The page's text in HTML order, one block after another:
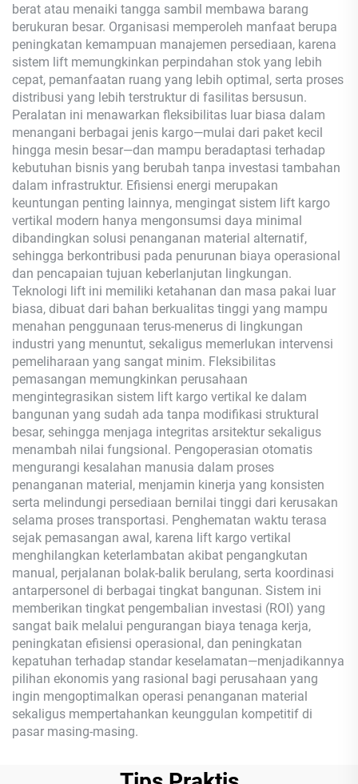
berat atau menaiki tangga sambil membawa barang
berukuran besar. Organisasi memperoleh manfaat berupa
peningkatan kemampuan manajemen persediaan, karena
sistem lift memungkinkan perpindahan stok yang lebih
cepat, pemanfaatan ruang yang lebih optimal, serta proses
distribusi yang lebih terstruktur di fasilitas bersusun.
Peralatan ini menawarkan fleksibilitas luar biasa dalam
menangani berbagai jenis kargo—mulai dari paket kecil
hingga mesin besar—dan mampu beradaptasi terhadap
kebutuhan bisnis yang berubah tanpa investasi tambahan
dalam infrastruktur. Efisiensi energi merupakan
keuntungan penting lainnya, mengingat sistem lift kargo
vertikal modern hanya mengonsumsi daya minimal
dibandingkan solusi penanganan material alternatif,
sehingga berkontribusi pada penurunan biaya operasional
dan pencapaian tujuan keberlanjutan lingkungan.
Teknologi lift ini memiliki ketahanan dan masa pakai luar
biasa, dibuat dari bahan berkualitas tinggi yang mampu
menahan penggunaan terus-menerus di lingkungan
industri yang menuntut, sekaligus memerlukan intervensi
pemeliharaan yang sangat minim. Fleksibilitas
pemasangan memungkinkan perusahaan
mengintegrasikan sistem lift kargo vertikal ke dalam
bangunan yang sudah ada tanpa modifikasi struktural
besar, sehingga menjaga integritas arsitektur sekaligus
menambah nilai fungsional. Pengoperasian otomatis
mengurangi kesalahan manusia dalam proses
penanganan material, menjamin kinerja yang konsisten
serta melindungi persediaan bernilai tinggi dari kerusakan
selama proses transportasi. Penghematan waktu terasa
sejak pemasangan awal, karena lift kargo vertikal
menghilangkan keterlambatan akibat pengangkutan
manual, perjalanan bolak-balik berulang, serta koordinasi
antarpersonel di berbagai tingkat bangunan. Sistem ini
memberikan tingkat pengembalian investasi (ROI) yang
sangat baik melalui pengurangan biaya tenaga kerja,
peningkatan efisiensi operasional, dan peningkatan
kepatuhan terhadap standar keselamatan—menjadikannya
pilihan ekonomis yang rasional bagi perusahaan yang
ingin mengoptimalkan operasi penanganan material
sekaligus mempertahankan keunggulan kompetitif di
pasar masing-masing.